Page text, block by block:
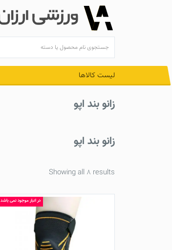
لیست کالاها
زانو بند اپو
زانو بند اپو
Showing all 8 results
در انبار موجود نمی باشد